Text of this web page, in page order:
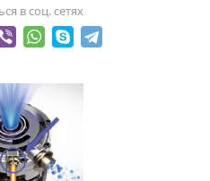
в соц. сетях